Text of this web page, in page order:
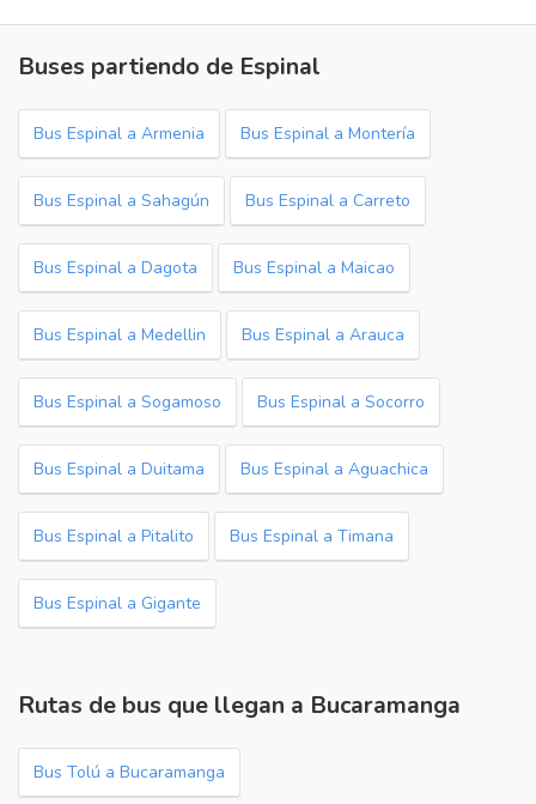
Buses partiendo de Espinal
Bus Espinal a Armenia Bus Espinal a Montería
Bus Espinal a Sahagún Bus Espinal a Carreto
Bus Espinal a Dagota Bus Espinal a Maicao
Bus Espinal a Medellin Bus Espinal a Arauca
Bus Espinal a Sogamoso Bus Espinal a Socorro
Bus Espinal a Duitama Bus Espinal a Aguachica
Bus Espinal a Pitalito Bus Espinal a Timana
Bus Espinal a Gigante
Rutas de bus que llegan a Bucaramanga
Bus Tolú a Bucaramanga